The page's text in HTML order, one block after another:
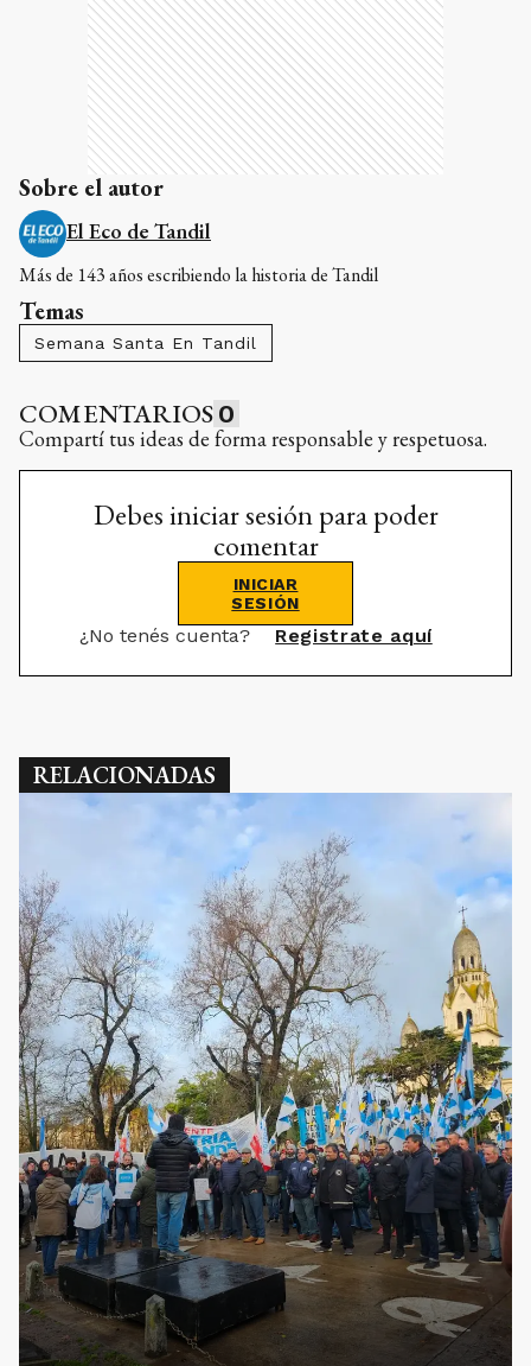
El Eco de Tandil
Más de 143 años escribiendo la historia de Tandil
Semana Santa En Tandil
COMENTARIOS
Compartí tus ideas de forma responsable y respetuosa.
comentar
¿No tenés cuenta? Registrate aquí
RELACIONADAS
Tandil se movilizó en rechazo a la Ley de
Inviolabilidad de la Propiedad Privada